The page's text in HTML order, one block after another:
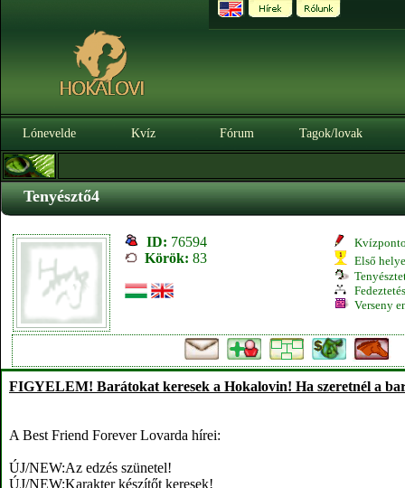
Lónevelde Kvíz Fórum Tagok/lovak
Tenyésztő4
ID: 76594
Körök: 83
Első
Verseny